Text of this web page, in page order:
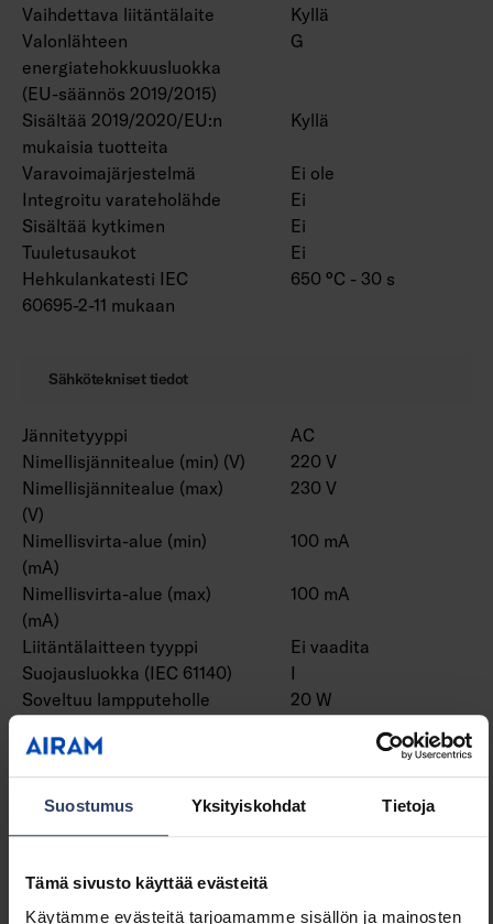
Suostumus Yksityiskohdat Tietoja
Tämä sivusto käyttää evästeitä
Käytämme evästeitä tarjoamamme sisällön ja mainosten
Vaihdettava liitäntälaite
Kyllä
Valonlähteen
energiatehokkuusluokka
(EU-säännös 2019/2015)
G
Sisältää 2019/2020/EU:n
mukaisia tuotteita
Kyllä
Varavoimajärjestelmä
Ei ole
Integroitu varateholähde
Ei
Sisältää kytkimen
Ei
Tuuletusaukot
Ei
Hehkulankatesti IEC
60695-2-11 mukaan
650 °C - 30 s
Sähkötekniset tiedot
Jännitetyyppi
AC
Nimellisjännitealue (min) (V)
220 V
Nimellisjännitealue (max)
(V)
230 V
Nimellisvirta-alue (min)
(mA)
100 mA
Nimellisvirta-alue (max)
(mA)
100 mA
Liitäntälaitteen tyyppi
Ei vaadita
Suojausluokka (IEC 61140)
I
Soveltuu lampputeholle
20 W
Soveltuu lampputeholle
(max) (W)
Valaisimen valotehokkuus
(min) (lm/W)
83 lm/W
(max) (lm/W)
Järjestelmän enimmäisteho
20 W